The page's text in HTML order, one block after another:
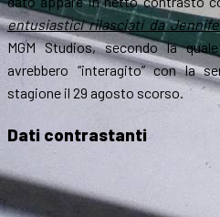
entusiastici rilasciati da
MGM Studios, secondo la
avrebbero “interagito” con la
stagione il 29 agosto scorso.
Dati contrastanti